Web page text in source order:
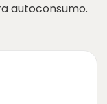
autoconsumo.